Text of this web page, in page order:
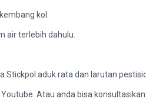
kol.
air terlebih dahulu.
Stickpol aduk rata dan larutan
Atau anda bisa